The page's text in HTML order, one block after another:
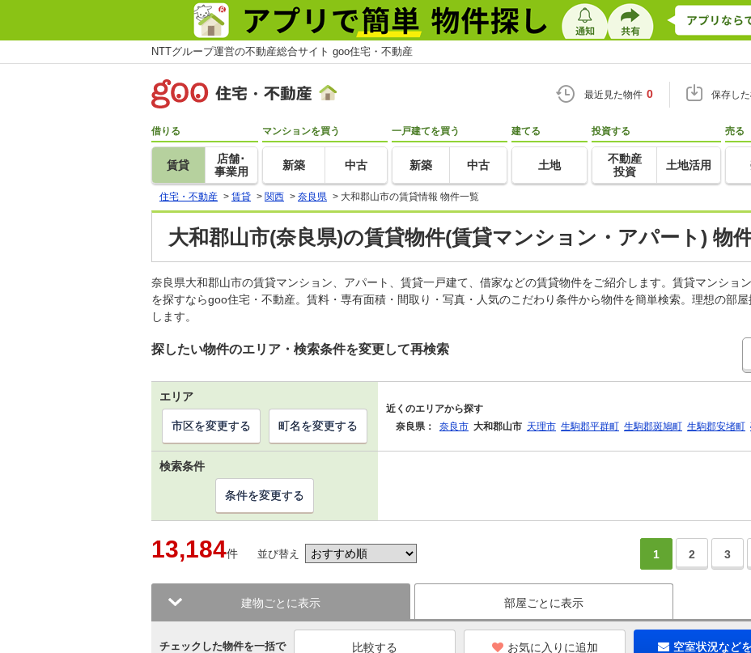
NTTグループ運営の不動産総合サイト goo住宅・不動産
最近見た物件 0 保存し
借りる
賃貸
店舗･
事業用
マンションを買う
新築 中古
一戸建てを買う
新築 中古
建てる
土地
投資する
不動産
投資
土地活用
売る
住宅・不動産 > 賃貸 > 関西 > 奈良県 > 大和郡山市の賃貸情報 物件一覧
大和郡山市(奈良県)の賃貸物件(賃貸マンション・アパート) 物
奈良県大和郡山市の賃貸マンション、アパート、賃貸一戸建て、借家などの賃貸物件をご紹介します。賃貸マンショ
を探すならgoo住宅・不動産。賃料・専有面積・間取り・写真・人気のこだわり条件から物件を簡単検索。理想の部
します。
探したい物件のエリア・検索条件を変更して再検索
エリア
近くのエリアから探す
奈良県：
奈良市 大和郡山市 天理市 生駒郡平群町 生駒郡斑鳩町 生駒郡安堵町
市区を変更する 町名を変更する
検索条件
条件を変更する
13,184件 並び替え 1 2 3
建物ごとに表示 部屋ごとに表示
チェックした物件を一括で お気に入りに追加 空室状況など